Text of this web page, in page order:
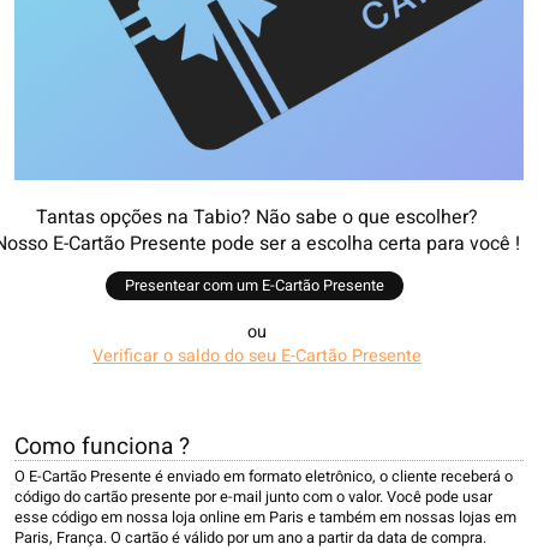
Tantas opções na Tabio? Não sabe o que escolher?
E-Cartão Presente pode ser a escolha certa para você !
Presentear com um E-Cartão Presente
ou
Verificar o saldo do seu E-Cartão Presente
Como funciona ?
O E-Cartão Presente é enviado em formato eletrônico, o cliente receberá o
código do cartão presente por e-mail junto com o valor. Você pode usar
esse código em nossa loja online em Paris e também em nossas lojas em
Paris, França. O cartão é válido por um ano a partir da data de compra.